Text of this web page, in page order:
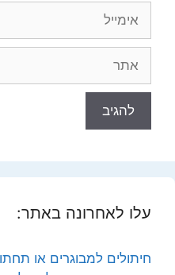
עלו לאחרונה באתר:
חיתולים למבוגרים או